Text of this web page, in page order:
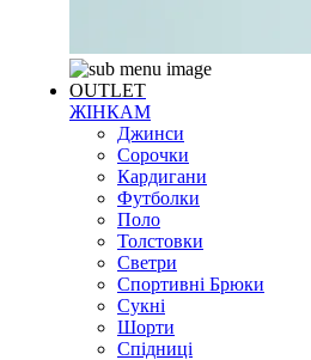
OUTLET
ЖІНКАМ
Джинси
Сорочки
Кардигани
Футболки
Поло
Толстовки
Светри
Спортивні Брюки
Сукні
Шорти
Спідниці